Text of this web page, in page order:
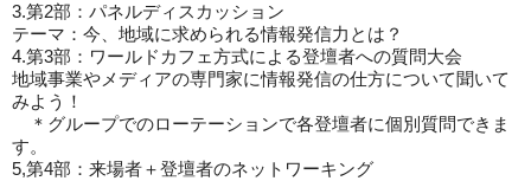
3.第2部：パネルディスカッション
テーマ：今、地域に求められる情報発信力とは？
4.第3部：ワールドカフェ方式による登壇者への質問大会
地域事業やメディアの専門家に情報発信の仕方について聞いて
みよう！
＊グループでのローテーションで各登壇者に個別質問できま
す。
5,第4部：来場者＋登壇者のネットワーキング